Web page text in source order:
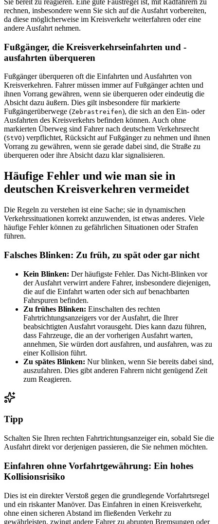
Sie bereit zu reagieren. Eine gute Faustregel ist, mit Radfahrern zu
rechnen, insbesondere wenn Sie sich auf die Ausfahrt vorbereiten,
da diese möglicherweise im Kreisverkehr weiterfahren oder eine
andere Ausfahrt nehmen.
Fußgänger, die Kreisverkehrseinfahrten und -
ausfahrten überqueren
Fußgänger überqueren oft die Einfahrten und Ausfahrten von
Kreisverkehren. Fahrer müssen immer auf Fußgänger achten und
ihnen Vorrang gewähren, wenn sie überqueren oder eindeutig die
Absicht dazu äußern. Dies gilt insbesondere für markierte
Fußgängerüberwege (Zebrastreifen), die sich an den Ein- oder
Ausfahrten des Kreisverkehrs befinden können. Auch ohne
markierten Überweg sind Fahrer nach deutschem Verkehrsrecht
(StVO) verpflichtet, Rücksicht auf Fußgänger zu nehmen und ihnen
Vorrang zu gewähren, wenn sie gerade dabei sind, die Straße zu
überqueren oder ihre Absicht dazu klar signalisieren.
Häufige Fehler und wie man sie in
deutschen Kreisverkehren vermeidet
Die Regeln zu verstehen ist eine Sache; sie in dynamischen
Verkehrssituationen korrekt anzuwenden, ist etwas anderes. Viele
häufige Fehler können zu gefährlichen Situationen oder Strafen
führen.
Falsches Blinken: Zu früh, zu spät oder gar nicht
Kein Blinken: Der häufigste Fehler. Das Nicht-Blinken vor
der Ausfahrt verwirrt andere Fahrer, insbesondere diejenigen,
die auf die Einfahrt warten oder sich auf benachbarten
Fahrspuren befinden.
Zu frühes Blinken: Einschalten des rechten
Fahrtrichtungsanzeigers vor der Ausfahrt, die Ihrer
beabsichtigten Ausfahrt vorausgeht. Dies kann dazu führen,
dass Fahrzeuge, die an der vorherigen Ausfahrt warten,
annehmen, Sie würden dort ausfahren, und ausfahren, was zu
einer Kollision führt.
Zu spätes Blinken: Nur blinken, wenn Sie bereits dabei sind,
auszufahren. Dies gibt anderen Fahrern nicht genügend Zeit
zum Reagieren.
Tipp
Schalten Sie Ihren rechten Fahrtrichtungsanzeiger ein, sobald Sie die
Ausfahrt direkt vor derjenigen passieren, die Sie nehmen möchten.
Einfahren ohne Vorfahrtgewährung: Ein hohes
Kollisionsrisiko
Dies ist ein direkter Verstoß gegen die grundlegende Vorfahrtsregel
und ein riskanter Manöver. Das Einfahren in einen Kreisverkehr,
ohne einen sicheren Abstand im fließenden Verkehr zu
gewährleisten, zwingt andere Fahrer zu abrupten Bremsungen oder